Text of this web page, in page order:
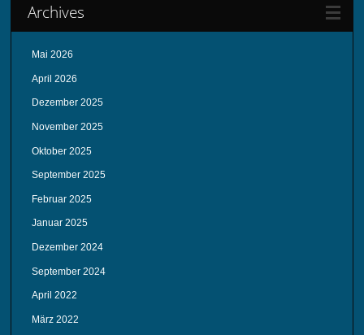
Archives
Mai 2026
April 2026
Dezember 2025
November 2025
Oktober 2025
September 2025
Februar 2025
Januar 2025
Dezember 2024
September 2024
April 2022
März 2022